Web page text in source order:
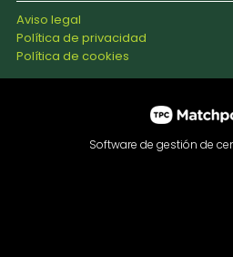
Aviso legal
Política de privacidad
Política de cookies
Software de gestión de